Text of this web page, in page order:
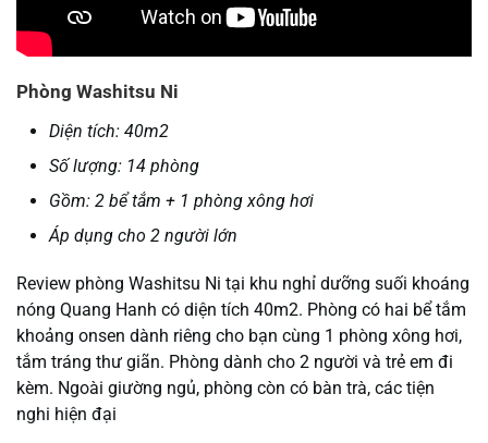
Phòng Washitsu Ni
Diện tích: 40m2
Số lượng: 14 phòng
Gồm: 2 bể tắm + 1 phòng xông hơi
Áp dụng cho 2 người lớn
Review phòng Washitsu Ni tại khu nghỉ dưỡng suối khoáng
nóng Quang Hanh có diện tích 40m2. Phòng có hai bể tắm
khoảng onsen dành riêng cho bạn cùng 1 phòng xông hơi,
tắm tráng thư giãn. Phòng dành cho 2 người và trẻ em đi
kèm. Ngoài giường ngủ, phòng còn có bàn trà, các tiện
nghi hiện đại